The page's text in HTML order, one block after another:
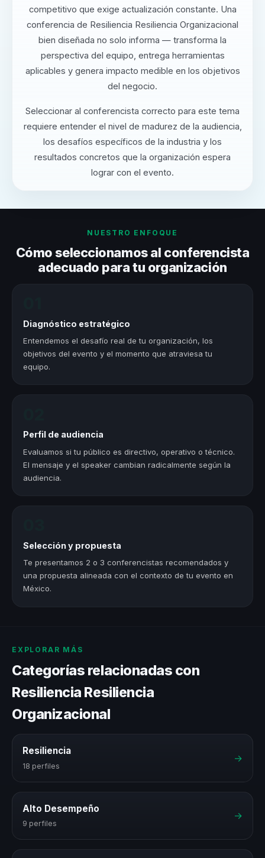
competitivo que exige actualización constante. Una
conferencia de Resiliencia Resiliencia Organizacional
bien diseñada no solo informa — transforma la
perspectiva del equipo, entrega herramientas
aplicables y genera impacto medible en los objetivos
del negocio.
Seleccionar al conferencista correcto para este tema
requiere entender el nivel de madurez de la audiencia,
los desafíos específicos de la industria y los
resultados concretos que la organización espera
lograr con el evento.
NUESTRO ENFOQUE
Cómo seleccionamos al conferencista
adecuado para tu organización
Diagnóstico estratégico
Entendemos el desafío real de tu organización, los
objetivos del evento y el momento que atraviesa tu
equipo.
Perfil de audiencia
Evaluamos si tu público es directivo, operativo o técnico.
El mensaje y el speaker cambian radicalmente según la
audiencia.
Selección y propuesta
Te presentamos 2 o 3 conferencistas recomendados y
una propuesta alineada con el contexto de tu evento en
México.
EXPLORAR MÁS
Categorías relacionadas con
Resiliencia Resiliencia
Organizacional
Resiliencia
18 perfiles
→
Alto Desempeño
9 perfiles
→